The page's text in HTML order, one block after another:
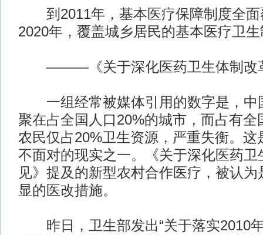
到2011年，基本医疗保障制度全面
2020年，覆盖城乡居民的基本医疗卫
———《关于深化医药卫生体制改
一组经常被媒体引用的数字是，中
聚在占全国人口20%的城市，而占有全
农民仅占20%卫生资源，严重失衡。这
不面对的现实之一。《关于深化医药卫
见》提及的新型农村合作医疗，被认
显的医改措施。
昨日，卫生部发出“关于落实2010